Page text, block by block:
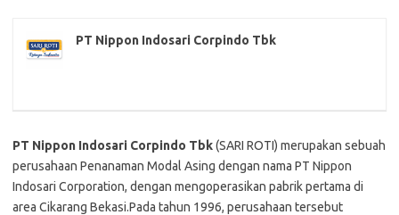
PT Nippon Indosari Corpindo Tbk
PT Nippon Indosari Corpindo Tbk(SARI ROTI) merupakan sebuah
perusahaan Penanaman Modal Asing dengan nama PT Nippon
Indosari Corporation, dengan mengoperasikan pabrik pertama di
area Cikarang Bekasi.Pada tahun 1996, perusahaan tersebut